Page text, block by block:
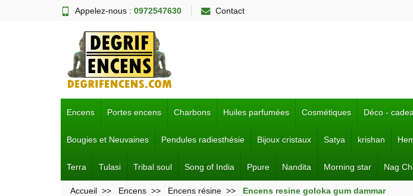
Appelez-nous : 0972547630 Contact
Encens Portes encens Charbons Huiles parfumées Cosmétiques Déco -
Bougies et Neuvaines Pendules radiesthésie Bijoux cristaux Satya krishan
Terra Tulasi Tribal soul Song of India Ppure Nandita Morning star Nag
Accueil Encens Encens résine Encens resine goloka gum dammar